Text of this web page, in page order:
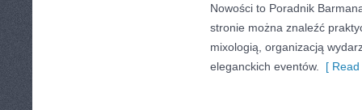
Nowości to Poradnik
stronie można znaleźć
mixologią, organizacją
eleganckich eventów.
[